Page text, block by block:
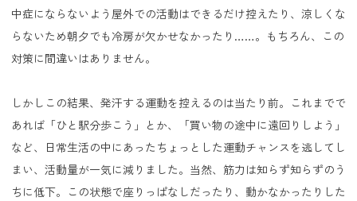
中症にならないよう屋外での活動はできるだけ控えたり、涼しくな
らないため朝夕でも冷房が欠かせなかったり……。もちろん、この
対策に間違いはありません。
しかしこの結果、発汗する運動を控えるのは当たり前。これまでで
あれば「ひと駅分歩こう」とか、「買い物の途中に遠回りしよう」
など、日常生活の中にあったちょっとした運動チャンスを逃してし
まい、活動量が一気に減りました。当然、筋力は知らず知らずのう
ちに低下。この状態で座りっぱなしだったり、動かなかったりした